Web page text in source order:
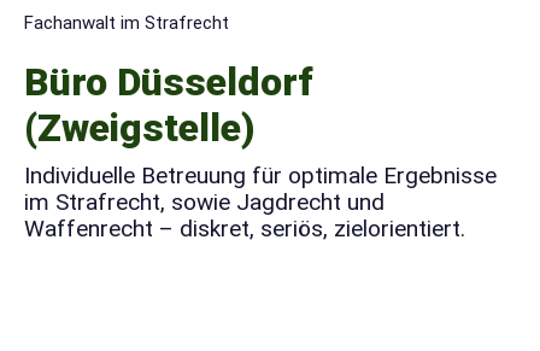
Fachanwalt im Strafrecht
Büro Düsseldorf
(Zweigstelle)
Individuelle Betreuung für optimale Ergebnisse
im Strafrecht, sowie Jagdrecht und
Waffenrecht – diskret, seriös, zielorientiert.